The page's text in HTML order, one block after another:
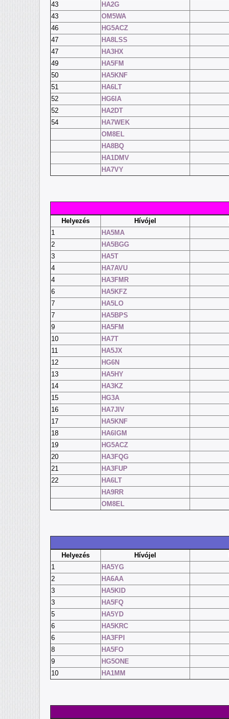
43
HA2G
43
OM5WA
46
HG5ACZ
47
HA8LSS
47
HA3HX
49
HA5FM
50
HA5KNF
51
HA6LT
52
HG6IA
52
HA2DT
54
HA7WEK
OM8EL
HA8BQ
HA1DMV
HA7VY
Helyezés Hívójel
1
HA5MA
2
HA5BGG
3
HA5T
4
HA7AVU
4
HA3FMR
6
HA5KFZ
7
HA5LO
7
HA5BPS
9
HA5FM
10
HA7T
11
HA5JX
12
HG6N
13
HA5HY
14
HA3KZ
15
HG3A
16
HA7JIV
17
HA5KNF
18
HA6IGM
19
HG5ACZ
20
HA3FQG
21
HA3FUP
22
HA6LT
HA9RR
OM8EL
Helyezés Hívójel
1
HA5YG
2
HA6AA
3
HA5KID
3
HA5FQ
5
HA5YD
6
HA5KRC
6
HA3FPI
8
HA5FO
9
HG5ONE
10
HA1MM